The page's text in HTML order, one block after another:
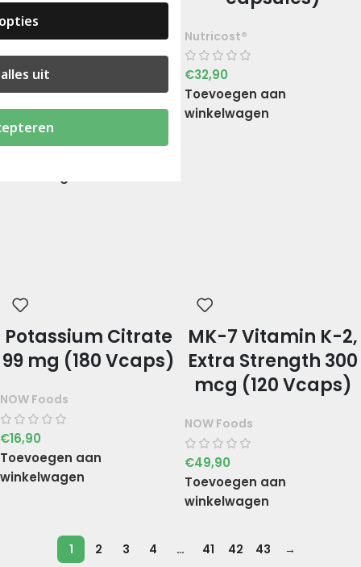
Lactase Enzym
Complex 3.000 ALU
(120 caps)
€29,90
Nutricost®
€32,90
Toevoegen aan
winkelwagen
Potassium Citrate
99 mg (180 Vcaps)
NOW Foods
€16,90
Toevoegen aan
winkelwagen
MK-7 Vitamin K-2,
Extra Strength 300
mcg (120 Vcaps)
NOW Foods
€49,90
Toevoegen aan
winkelwagen
1 2 3 4 … 41 42 43 →
uit